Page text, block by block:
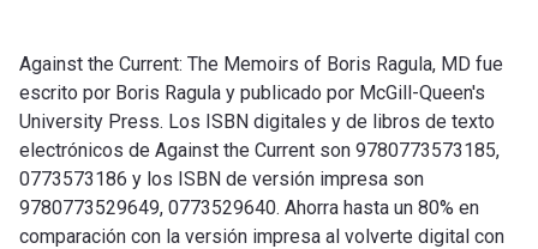
Against the Current: The Memoirs of Boris Ragula, MD fue
escrito por Boris Ragula y publicado por McGill-Queen's
University Press. Los ISBN digitales y de libros de texto
electrónicos de Against the Current son 9780773573185,
0773573186 y los ISBN de versión impresa son
9780773529649, 0773529640. Ahorra hasta un 80% en
comparación con la versión impresa al volverte digital con